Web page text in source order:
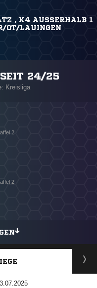
, K4 AUSSERHALB 1
OT/LAUINGEN
SEIT 24/25
Kreisliga
2
2